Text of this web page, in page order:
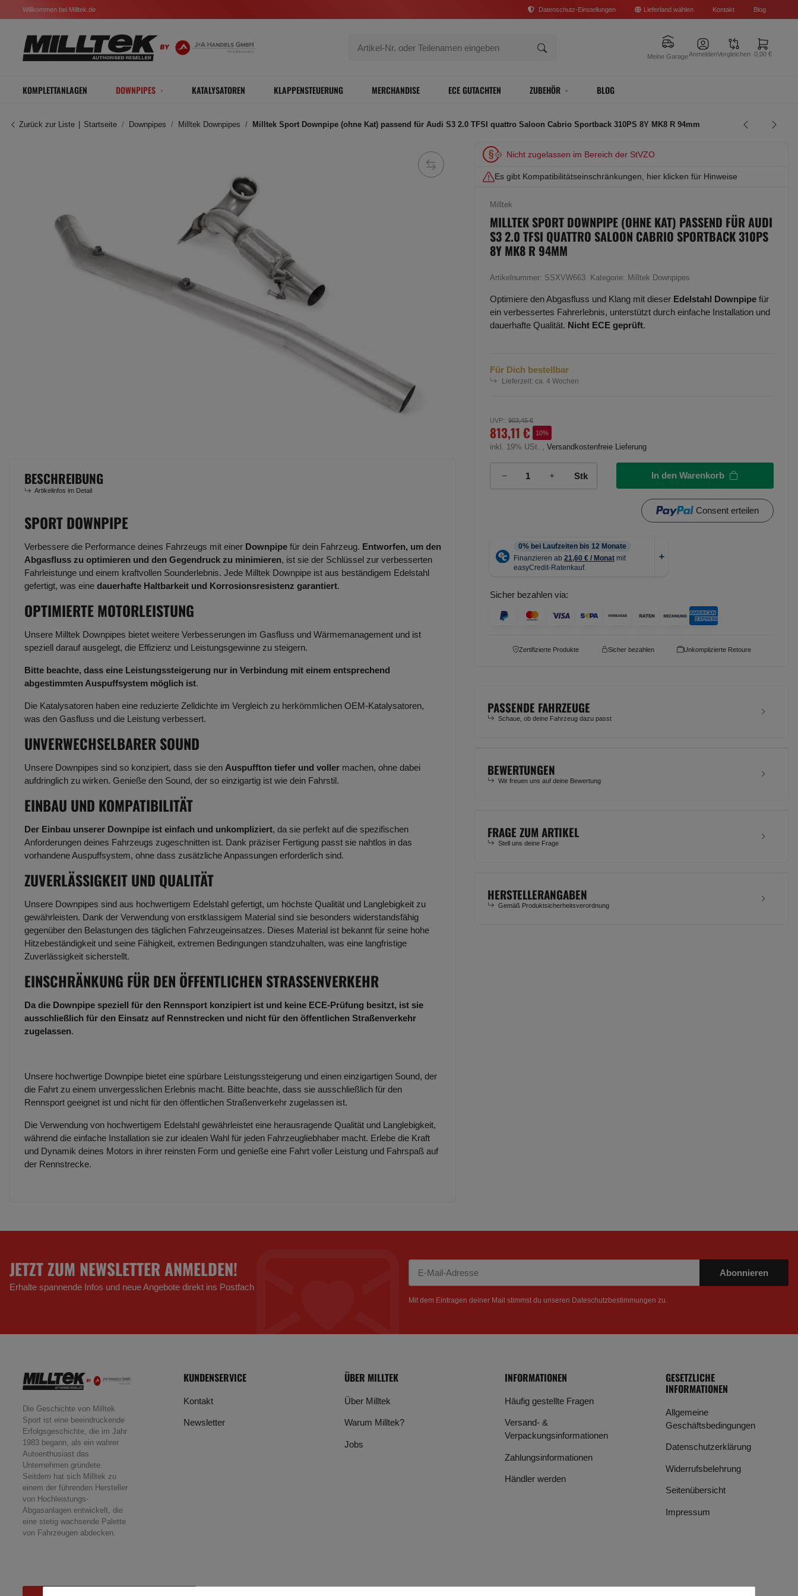
Willkommen bei Milltek.de Datenschutz-Einstellungen Lieferland wählen Kontakt Blog
Meine GarageAnmeldenVergleichen 0,00 €
KOMPLETTANLAGEN DOWNPIPES KATALYSATOREN KLAPPENSTEUERUNG MERCHANDISE ECE GUTACHTEN ZUBEHÖR BLOG
Zurück zur Liste Startseite Downpipes Milltek Downpipes Milltek Sport Downpipe (ohne Kat) passend für Audi S3 2.0 TFSI quattro Saloon Cabrio Sportback 310PS 8Y MK8 R 94mm
Nicht zugelassen im Bereich der StVZO
Es gibt Kompatibilitätseinschränkungen, hier klicken für Hinweise
Milltek
MILLTEK SPORT DOWNPIPE (OHNE KAT) PASSEND FÜR AUDI
S3 2.0 TFSI QUATTRO SALOON CABRIO SPORTBACK 310PS
8Y MK8 R 94MM
Artikelnummer: SSXVW663 Kategorie: Milltek Downpipes
Optimiere den Abgasfluss und Klang mit dieser Edelstahl Downpipe für
ein verbessertes Fahrerlebnis, unterstützt durch einfache Installation und
dauerhafte Qualität. Nicht ECE geprüft.
Für Dich bestellbar
Lieferzeit: ca. 4 Wochen
UVP:: 903,45 €
813,11 € 10%
inkl. 19% USt. , Versandkostenfreie Lieferung
Stk In den Warenkorb
Consent erteilen
Sicher bezahlen via:
Zertifizierte Produkte Sicher bezahlen Unkomplizierte Retoure
PASSENDE FAHRZEUGE
Schaue, ob deine Fahrzeug dazu passt
BEWERTUNGEN
Wir freuen uns auf deine Bewertung
FRAGE ZUM ARTIKEL
Stell uns deine Frage
HERSTELLERANGABEN
Gemäß Produktsicherheitsverordnung
BESCHREIBUNG
Artikelinfos im Detail
SPORT DOWNPIPE
Verbessere die Performance deines Fahrzeugs mit einer Downpipe für dein Fahrzeug. Entworfen, um den
Abgasfluss zu optimieren und den Gegendruck zu minimieren, ist sie der Schlüssel zur verbesserten
Fahrleistunge und einem kraftvollen Sounderlebnis. Jede Milltek Downpipe ist aus beständigem Edelstahl
gefertigt, was eine dauerhafte Haltbarkeit und Korrosionsresistenz garantiert.
OPTIMIERTE MOTORLEISTUNG
Unsere Milltek Downpipes bietet weitere Verbesserungen im Gasfluss und Wärmemanagement und ist
speziell darauf ausgelegt, die Effizienz und Leistungsgewinne zu steigern.
Bitte beachte, dass eine Leistungssteigerung nur in Verbindung mit einem entsprechend
abgestimmten Auspuffsystem möglich ist.
Die Katalysatoren haben eine reduzierte Zelldichte im Vergleich zu herkömmlichen OEM-Katalysatoren,
was den Gasfluss und die Leistung verbessert.
UNVERWECHSELBARER SOUND
Unsere Downpipes sind so konzipiert, dass sie den Auspuffton tiefer und voller machen, ohne dabei
aufdringlich zu wirken. Genieße den Sound, der so einzigartig ist wie dein Fahrstil.
EINBAU UND KOMPATIBILITÄT
Der Einbau unserer Downpipe ist einfach und unkompliziert, da sie perfekt auf die spezifischen
Anforderungen deines Fahrzeugs zugeschnitten ist. Dank präziser Fertigung passt sie nahtlos in das
vorhandene Auspuffsystem, ohne dass zusätzliche Anpassungen erforderlich sind.
ZUVERLÄSSIGKEIT UND QUALITÄT
Unsere Downpipes sind aus hochwertigem Edelstahl gefertigt, um höchste Qualität und Langlebigkeit zu
gewährleisten. Dank der Verwendung von erstklassigem Material sind sie besonders widerstandsfähig
gegenüber den Belastungen des täglichen Fahrzeugeinsatzes. Dieses Material ist bekannt für seine hohe
Hitzebeständigkeit und seine Fähigkeit, extremen Bedingungen standzuhalten, was eine langfristige
Zuverlässigkeit sicherstellt.
EINSCHRÄNKUNG FÜR DEN ÖFFENTLICHEN STRASSENVERKEHR
Da die Downpipe speziell für den Rennsport konzipiert ist und keine ECE-Prüfung besitzt, ist sie
ausschließlich für den Einsatz auf Rennstrecken und nicht für den öffentlichen Straßenverkehr
zugelassen.
Unsere hochwertige Downpipe bietet eine spürbare Leistungssteigerung und einen einzigartigen Sound, der
die Fahrt zu einem unvergesslichen Erlebnis macht. Bitte beachte, dass sie ausschließlich für den
Rennsport geeignet ist und nicht für den öffentlichen Straßenverkehr zugelassen ist.
Die Verwendung von hochwertigem Edelstahl gewährleistet eine herausragende Qualität und Langlebigkeit,
während die einfache Installation sie zur idealen Wahl für jeden Fahrzeugliebhaber macht. Erlebe die Kraft
und Dynamik deines Motors in ihrer reinsten Form und genieße eine Fahrt voller Leistung und Fahrspaß auf
der Rennstrecke.
JETZT ZUM NEWSLETTER ANMELDEN!
Erhalte spannende Infos und neue Angebote direkt ins Postfach
Abonnieren
Mit dem Eintragen deiner Mail stimmst du unseren Dateschutzbestimmungen zu.
Die Geschichte von Milltek
Sport ist eine beeindruckende
Erfolgsgeschichte, die im Jahr
1983 begann, als ein wahrer
Autoenthusiast das
Unternehmen gründete.
Seitdem hat sich Milltek zu
einem der führenden Hersteller
von Hochleistungs-
Abgasanlagen entwickelt, die
eine stetig wachsende Palette
von Fahrzeugen abdecken.
KUNDENSERVICE
Kontakt
Newsletter
ÜBER MILLTEK
Über Milltek
Warum Milltek?
Jobs
INFORMATIONEN
Häufig gestellte Fragen
Versand- &
Verpackungsinformationen
Zahlungsinformationen
Händler werden
GESETZLICHE
INFORMATIONEN
Allgemeine
Geschäftsbedingungen
Datenschutzerklärung
Widerrufsbelehrung
Seitenübersicht
Impressum